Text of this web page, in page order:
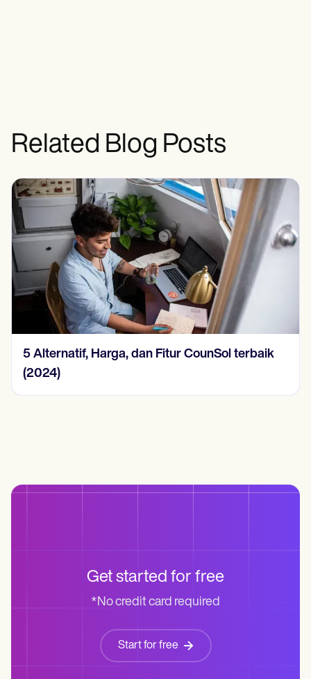
Related Blog Posts
5 Alternatif, Harga, dan Fitur CounSol terbaik
(2024)
Get started for free
*No credit card required
Start for free